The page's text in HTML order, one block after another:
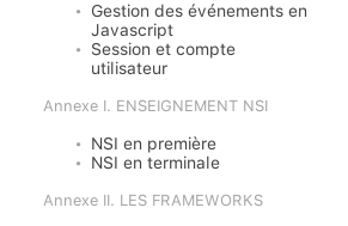
Gestion des événements en
Javascript
Session et compte
utilisateur
Annexe I. ENSEIGNEMENT NSI
NSI en première
NSI en terminale
Annexe II. LES FRAMEWORKS